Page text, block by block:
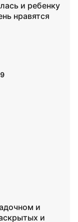
и ребенку
нравятся
и
и